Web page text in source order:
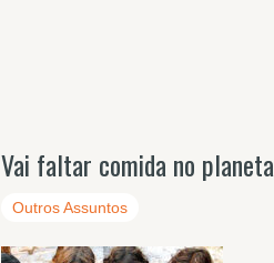
Vai faltar comida no planeta
Outros Assuntos